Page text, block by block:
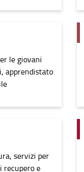
le giovani
apprendistato
servizi per
e